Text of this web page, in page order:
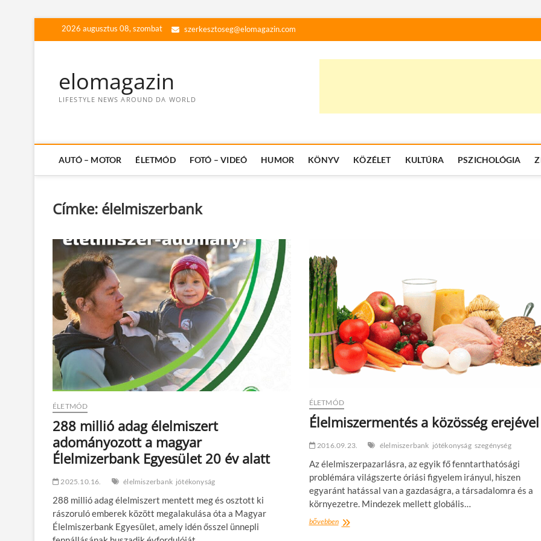
2026 augusztus 08, szombat szerkesztoseg@elomagazin.com
elomagazin
LIFESTYLE NEWS AROUND DA WORLD
AUTÓ – MOTOR ÉLETMÓD FOTÓ – VIDEÓ HUMOR KÖNYV KÖZÉLET KULTÚRA PSZICHOLÓGIA
Címke: élelmiszerbank
ÉLETMÓD
288 millió adag élelmiszert
adományozott a magyar
Élelmizerbank Egyesület 20 év alatt
2025.10.16. élelmiszerbank jótékonyság
288 millió adag élelmiszert mentett meg és osztott ki
rászoruló emberek között megalakulása óta a Magyar
Élelmiszerbank Egyesület, amely idén ősszel ünnepli
ÉLETMÓD
Élelmiszermentés a közösség erejével
2016.09.23. élelmiszerbank jótékonyság szegénység
Az élelmiszerpazarlásra, az egyik fő fenntarthatósági
problémára világszerte óriási figyelem irányul, hiszen
egyaránt hatással van a gazdaságra, a társadalomra és a
környezetre. Mindezek mellett globális…
bővebbenÉlelmiszermentés